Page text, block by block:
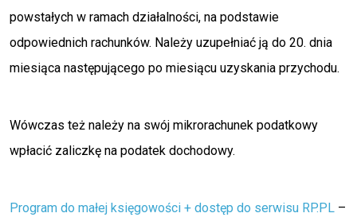
powstałych w ramach działalności, na podstawie
odpowiednich rachunków. Należy uzupełniać ją do 20. dnia
miesiąca następującego po miesiącu uzyskania przychodu.
Wówczas też należy na swój mikrorachunek podatkowy
wpłacić zaliczkę na podatek dochodowy.
Program do małej księgowości + dostęp do serwisu RP.PL –